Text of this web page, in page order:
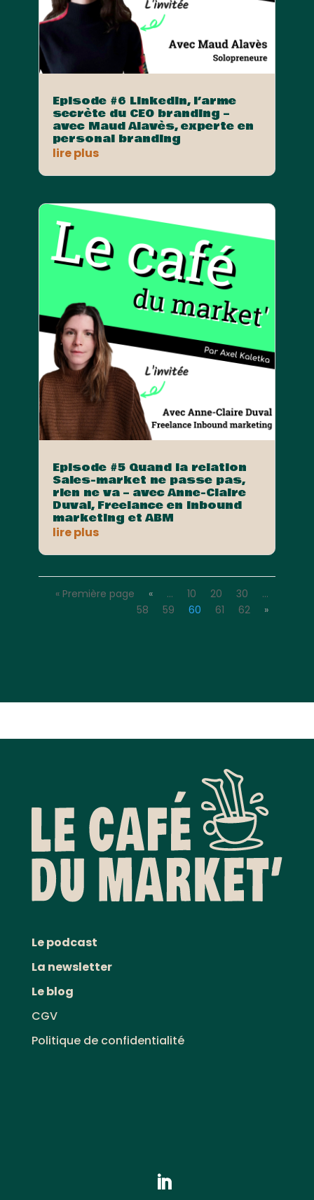
Episode #6 Linkedin, l’arme
secrète du CEO branding –
avec Maud Alavès, experte en
personal branding
lire plus
Episode #5 Quand la relation
Sales-market ne passe pas,
rien ne va – avec Anne-Claire
Duval, Freelance en Inbound
marketing et ABM
lire plus
« Première page « … 10 20 30
…
58
59 60 61 62 »
Le podcast
La newsletter
Le blog
CGV
Politique de confidentialité